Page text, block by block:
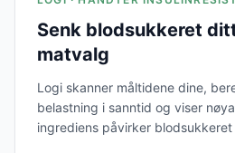
Senk blodsukkeret
matvalg
Logi skanner måltidene dine,
belastning i sanntid og viser
ingrediens påvirker